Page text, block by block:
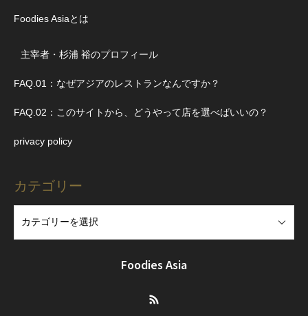
Foodies Asiaとは
主宰者・杉浦 裕のプロフィール
FAQ.01：なぜアジアのレストランなんですか？
FAQ.02：このサイトから、どうやって店を選べばいいの？
privacy policy
カテゴリー
Foodies Asia